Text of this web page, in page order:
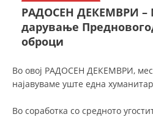
КОНТАКТ
ЧЛЕНСТВО ВО
ЗАКОН ЗА
СТАТУТ НА
РАДОСЕН ДЕКЕМВРИ –
дарување
оброци
Во овој РАДОСЕН ДЕКЕМВРИ,
најавуваме уште една
Во соработка со средното